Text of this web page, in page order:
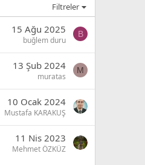
Filtreler
15 Ağu 2025
buğlem duru
B
13 Şub 2024
muratas
M
10 Ocak 2024
Mustafa KARAKUŞ
11 Nis 2023
Mehmet ÖZKÜZ